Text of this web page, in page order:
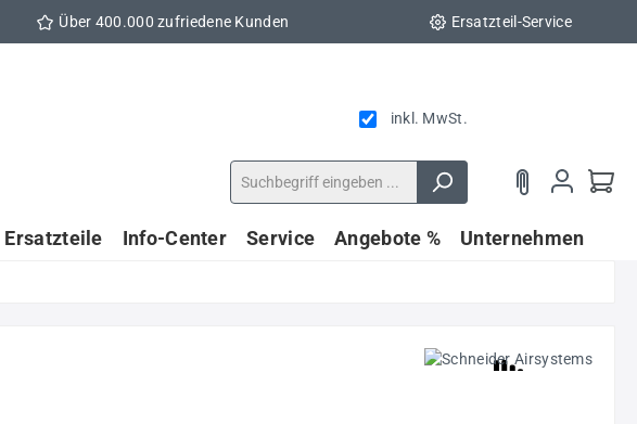
Über 400.000 zufriedene Kunden Ersatzteil-Service
inkl. MwSt.
Ersatzteile Info-Center Service Angebote % Unternehmen